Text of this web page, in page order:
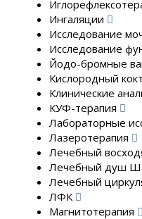
Ингаляции
Исследование
Исследование
Йодо-бромные
Кислородный
Клинические
КУФ-терапия
Лабораторные
Лазеротерапия
Лечебный
Лечебный душ
Лечебный
ЛФК
Магнитотерапия